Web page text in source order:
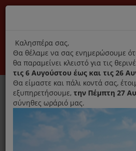
Αποκλειστικά γνήσια ανταλλακτικά
Σύνδεση Εγγραφή
title
Καλησπέρα σας,
Θα θέλαμε να σας ενημερώσουμε
θα παραμείνει κλειστό για τις
τις 6 Αυγούστου έως και τις 26
Θα είμαστε και πάλι κοντά σας,
εξυπηρετήσουμε, την Πέμπτη 27
σύνηθες ωράριό μας.